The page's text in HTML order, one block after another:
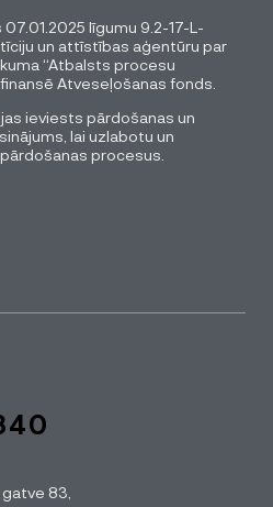
07.01.2025 līgumu 9.2-17-L-
un attīstības aģentūru par
“Atbalsts procesu
Atveseļošanas fonds.
ieviests pārdošanas un
lai uzlabotu un
procesus.
83,